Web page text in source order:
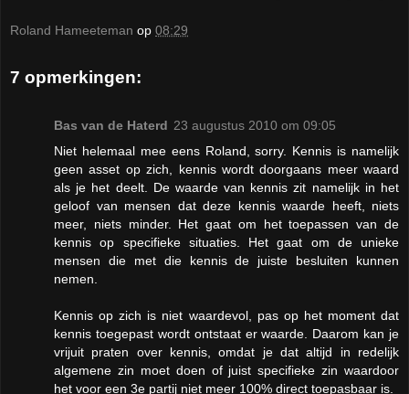
Roland Hameeteman op 08:29
7 opmerkingen:
Bas van de Haterd 23 augustus 2010 om 09:05
Niet helemaal mee eens Roland, sorry. Kennis is namelijk
geen asset op zich, kennis wordt doorgaans meer waard
als je het deelt. De waarde van kennis zit namelijk in het
geloof van mensen dat deze kennis waarde heeft, niets
meer, niets minder. Het gaat om het toepassen van de
kennis op specifieke situaties. Het gaat om de unieke
mensen die met die kennis de juiste besluiten kunnen
nemen.
Kennis op zich is niet waardevol, pas op het moment dat
kennis toegepast wordt ontstaat er waarde. Daarom kan je
vrijuit praten over kennis, omdat je dat altijd in redelijk
algemene zin moet doen of juist specifieke zin waardoor
het voor een 3e partij niet meer 100% direct toepasbaar is.